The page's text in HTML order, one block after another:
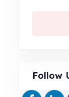
Follow